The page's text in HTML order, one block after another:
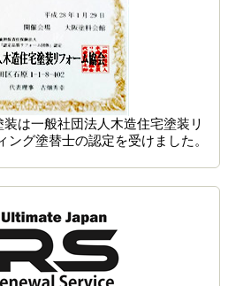
は一般社団法人木造住宅塗装リ
ング塗替士の認定を受けました。